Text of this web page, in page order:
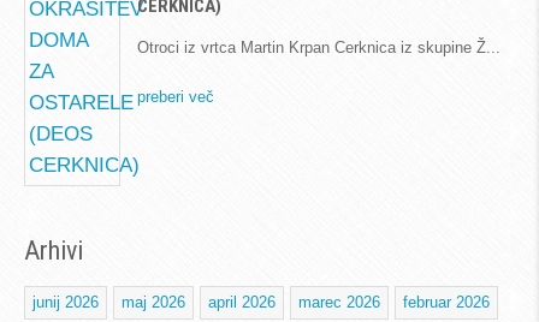
CERKNICA)
Otroci iz vrtca Martin Krpan Cerknica iz skupine Ž
preberi več
Arhivi
junij 2026 maj 2026 april 2026 marec 2026 februar 2026